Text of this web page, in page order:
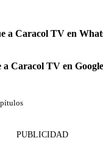
a Caracol TV en
a Caracol TV en
PUBLICIDAD